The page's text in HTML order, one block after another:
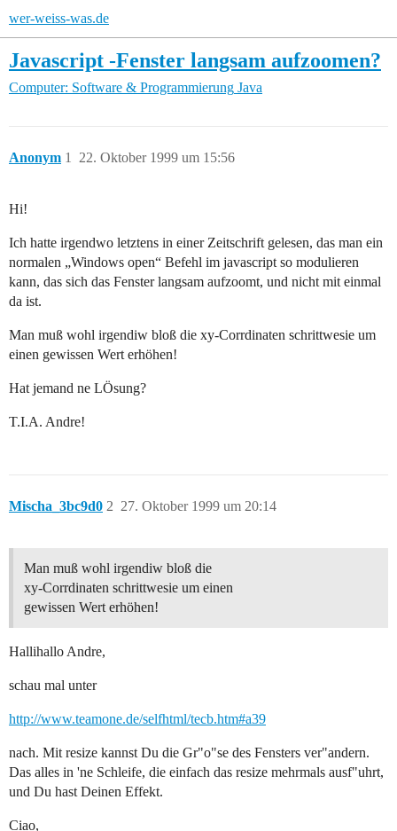
wer-weiss-was.de
Javascript -Fenster langsam aufzoomen?
Computer: Software & Programmierung Java
Anonym 22. Oktober 1999 um 15:56
1
Hi!
Ich hatte irgendwo letztens in einer Zeitschrift gelesen, das man ein
normalen „Windows open“ Befehl im javascript so modulieren
kann, das sich das Fenster langsam aufzoomt, und nicht mit einmal
da ist.
Man muß wohl irgendiw bloß die xy-Corrdinaten schrittwesie um
einen gewissen Wert erhöhen!
Hat jemand ne LÖsung?
T.I.A. Andre!
Mischa_3bc9d0 27. Oktober 1999 um 20:14
2
Man muß wohl irgendiw bloß die
xy-Corrdinaten schrittwesie um einen
gewissen Wert erhöhen!
Hallihallo Andre,
schau mal unter
http://www.teamone.de/selfhtml/tecb.htm#a39
nach. Mit resize kannst Du die Gr"o"se des Fensters ver"andern.
Das alles in 'ne Schleife, die einfach das resize mehrmals ausf"uhrt,
und Du hast Deinen Effekt.
Ciao,